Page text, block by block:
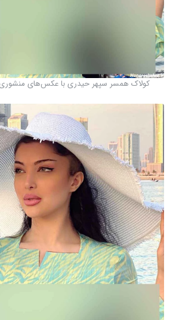
کولاک همسر سپهر حیدری با عکس‌های منشوری